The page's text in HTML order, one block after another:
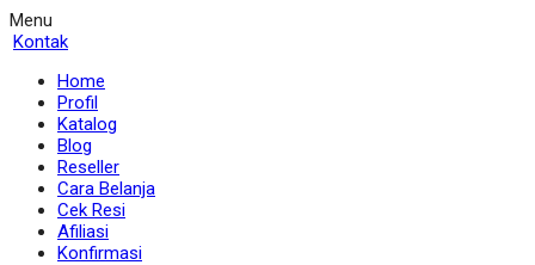
Menu
Kontak
Home
Profil
Katalog
Blog
Reseller
Cara Belanja
Cek Resi
Afiliasi
Konfirmasi